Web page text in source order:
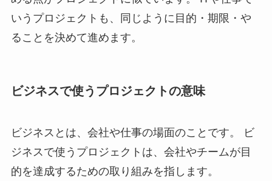
いうプロジェクトも、同じように目的・期限・や
ることを決めて進めます。
ビジネスで使うプロジェクトの意味
ビジネスとは、会社や仕事の場面のことです。 ビ
ジネスで使うプロジェクトは、会社やチームが目
的を達成するための取り組みを指します。